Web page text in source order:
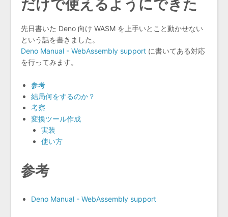
だけで使えるようにできた
先日書いた Deno 向け WASM を上手いとこと動かせない
という話を書きました。
Deno Manual - WebAssembly support に書いてある対応
を行ってみます。
参考
結局何をするのか？
考察
変換ツール作成
実装
使い方
参考
Deno Manual - WebAssembly support